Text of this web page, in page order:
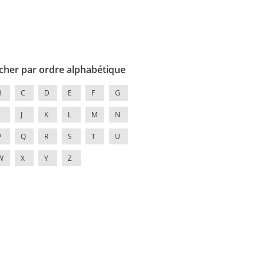
par ordre alphabétique
C D E F G
J K L M N
Q R S T U
X Y Z